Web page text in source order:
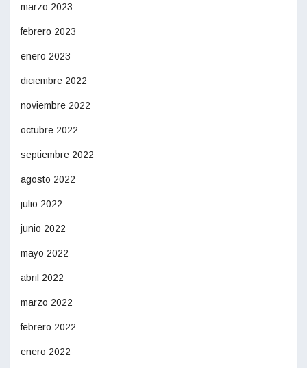
marzo 2023
febrero 2023
enero 2023
diciembre 2022
noviembre 2022
octubre 2022
septiembre 2022
agosto 2022
julio 2022
junio 2022
mayo 2022
abril 2022
marzo 2022
febrero 2022
enero 2022